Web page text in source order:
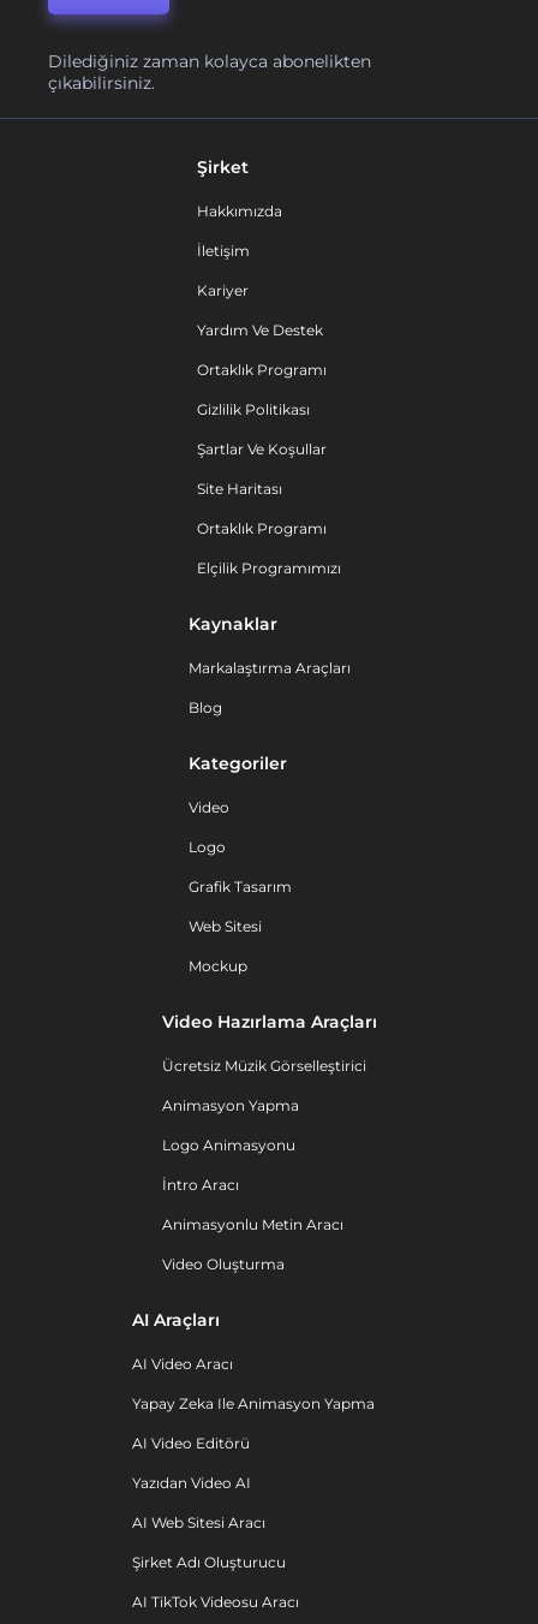
Dilediğiniz zaman kolayca abonelikten
çıkabilirsiniz.
Şirket
Hakkımızda
İletişim
Kariyer
Yardım Ve Destek
Ortaklık Programı
Gizlilik Politikası
Şartlar Ve Koşullar
Site Haritası
Ortaklık Programı
Elçilik Programımızı
Kaynaklar
Markalaştırma Araçları
Blog
Kategoriler
Video
Logo
Grafik Tasarım
Web Sitesi
Mockup
Video Hazırlama Araçları
Ücretsiz Müzik Görselleştirici
Animasyon Yapma
Logo Animasyonu
İntro Aracı
Animasyonlu Metin Aracı
Video Oluşturma
AI Araçları
AI Video Aracı
Yapay Zeka Ile Animasyon Yapma
AI Video Editörü
Yazıdan Video AI
AI Web Sitesi Aracı
Şirket Adı Oluşturucu
AI TikTok Videosu Aracı